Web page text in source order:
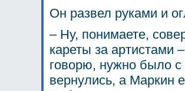
Он развел руками и
– Ну, понимаете,
кареты за артистами
говорю, нужно было с
вернулись, а Маркин